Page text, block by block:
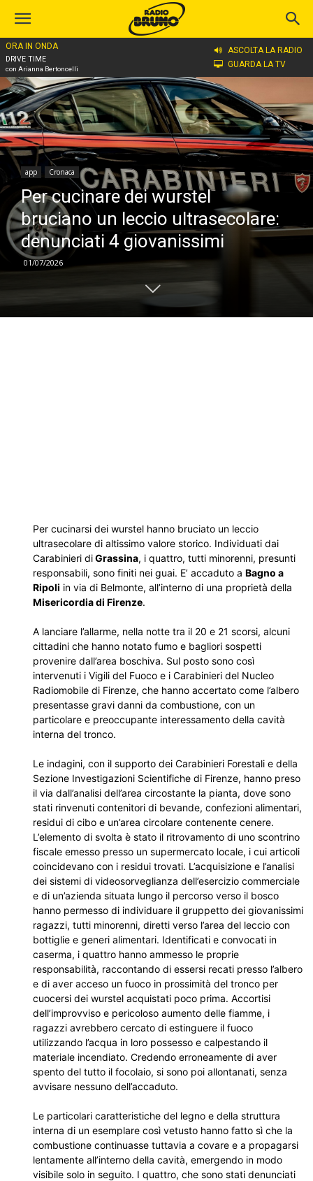
ORA IN ONDA
DRIVE TIME
con Arianna Bertoncelli
ASCOLTA LA RADIO
GUARDA LA TV
Home
app Cronaca
Per cucinare dei wurstel
bruciano un leccio ultrasecolare:
denunciati 4 giovanissimi
01/07/2026
Per cucinarsi dei wurstel hanno bruciato un leccio
ultrasecolare di altissimo valore storico. Individuati dai
Carabinieri diGrassina, i quattro, tutti minorenni, presunti
responsabili, sono finiti nei guai. E’ accaduto a Bagno a
Ripoli in via di Belmonte, all’interno di una proprietà della
Misericordia di Firenze.
A lanciare l’allarme, nella notte tra il 20 e 21 scorsi, alcuni
cittadini che hanno notato fumo e bagliori sospetti
provenire dall’area boschiva. Sul posto sono così
intervenuti i Vigili del Fuoco e i Carabinieri del Nucleo
Radiomobile di Firenze, che hanno accertato come l’albero
presentasse gravi danni da combustione, con un
particolare e preoccupante interessamento della cavità
interna del tronco.
Le indagini, con il supporto dei Carabinieri Forestali e della
Sezione Investigazioni Scientifiche di Firenze, hanno preso
il via dall’analisi dell’area circostante la pianta, dove sono
stati rinvenuti contenitori di bevande, confezioni alimentari,
residui di cibo e un’area circolare contenente cenere.
L’elemento di svolta è stato il ritrovamento di uno scontrino
fiscale emesso presso un supermercato locale, i cui articoli
coincidevano con i residui trovati. L’acquisizione e l’analisi
dei sistemi di videosorveglianza dell’esercizio commerciale
e di un’azienda situata lungo il percorso verso il bosco
hanno permesso di individuare il gruppetto dei giovanissimi
ragazzi, tutti minorenni, diretti verso l’area del leccio con
bottiglie e generi alimentari. Identificati e convocati in
caserma, i quattro hanno ammesso le proprie
responsabilità, raccontando di essersi recati presso l’albero
e di aver acceso un fuoco in prossimità del tronco per
cuocersi dei wurstel acquistati poco prima. Accortisi
dell’improvviso e pericoloso aumento delle fiamme, i
ragazzi avrebbero cercato di estinguere il fuoco
utilizzando l’acqua in loro possesso e calpestando il
materiale incendiato. Credendo erroneamente di aver
spento del tutto il focolaio, si sono poi allontanati, senza
avvisare nessuno dell’accaduto.
Le particolari caratteristiche del legno e della struttura
interna di un esemplare così vetusto hanno fatto sì che la
combustione continuasse tuttavia a covare e a propagarsi
lentamente all’interno della cavità, emergendo in modo
visibile solo in seguito. I quattro, che sono stati denunciati